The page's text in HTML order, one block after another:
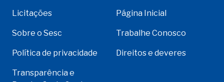
Licitações Página Inicial
Sobre o Sesc Trabalhe Conosco
Política de privacidade Direitos e deveres
Transparência e